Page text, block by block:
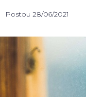
Postou 28/06/2021